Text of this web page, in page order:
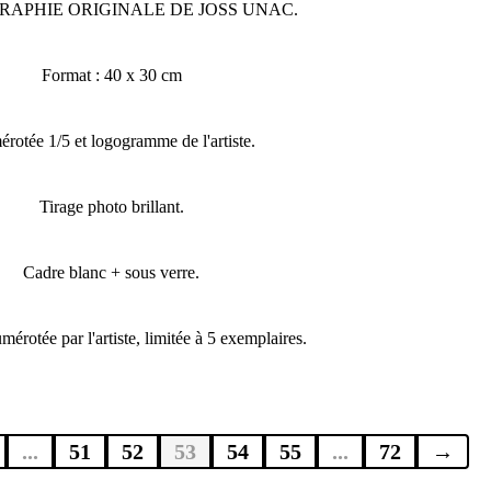
ORIGINALE DE JOSS UNAC.
Format : 40 x 30 cm
1/5 et logogramme de l'artiste.
Tirage photo brillant.
Cadre blanc + sous verre.
par l'artiste, limitée à 5 exemplaires.
... 51 52 53 54 55 ... 72 →